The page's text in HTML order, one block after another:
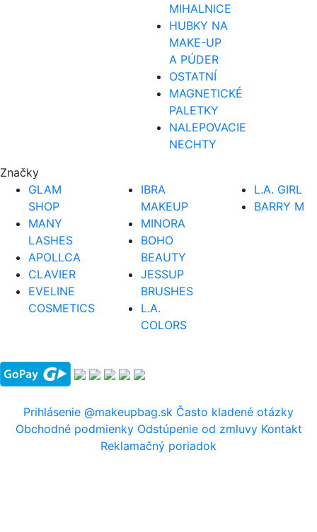
MIHALNICE
HUBKY NA
MAKE-UP
A PÚDER
OSTATNÍ
MAGNETICKÉ
PALETKY
NALEPOVACIE
NECHTY
Značky
GLAM
SHOP
MANY
LASHES
APOLLCA
CLAVIER
EVELINE
COSMETICS
IBRA
MAKEUP
MINORA
BOHO
BEAUTY
JESSUP
BRUSHES
L.A.
COLORS
L.A. GIRL
BARRY M
Prihlásenie @makeupbag.sk Často kladené otázky
Obchodné podmienky Odstúpenie od zmluvy Kontakt
Reklamačný poriadok